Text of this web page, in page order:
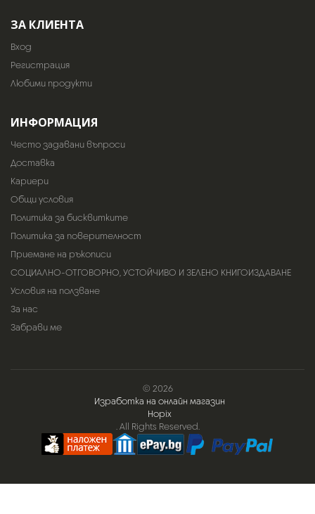
ЗА КЛИЕНТА
Вход
Регистрация
Любими продукти
ИНФОРМАЦИЯ
Често задавани въпроси
Доставка
Кариери
Общи условия
Политика за бисквитките
Политика за поверителност
Приемане на ръкописи
СОЦИАЛНО-ОТГОВОРНО, УСТОЙЧИВО И ЗЕЛЕНО КНИГОИЗДАВАНЕ
Условия на ползване
За нас
Забрави ме
© 2026
Изработка на онлайн магазин
Hopix
. All Rights Reserved.